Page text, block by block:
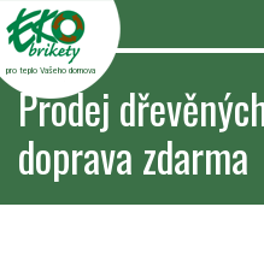
pro teplo Vašeho domova
Prodej
doprava zdarma